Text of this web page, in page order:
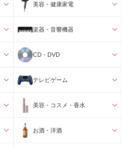
美容・健康家電
楽器・音響機器
CD・DVD
テレビゲーム
美容・コスメ・香水
お酒・洋酒